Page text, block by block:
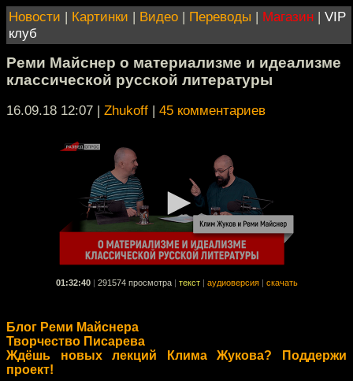
Новости | Картинки | Видео | Переводы | Магазин | VIP
клуб
Реми Майснер о материализме и идеализме
классической русской литературы
16.09.18 12:07 | Zhukoff | 45 комментариев
01:32:40 291574 просмотра текст аудиоверсия скачать
Блог Реми Майснера
Творчество Писарева
Ждёшь новых лекций Клима Жукова? Поддержи
проект!